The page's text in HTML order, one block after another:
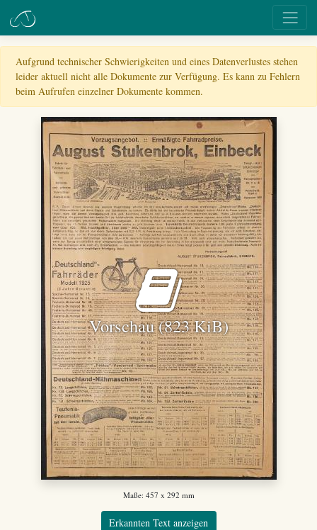
Aufgrund technischer Schwierigkeiten und eines Datenverlustes stehen
leider aktuell nicht alle Dokumente zur Verfügung. Es kann zu Fehlern
beim Aufrufen einzelner Dokumente kommen.
Vorschau (823 KiB)
Maße: 457 x 292 mm
Erkannten Text anzeigen